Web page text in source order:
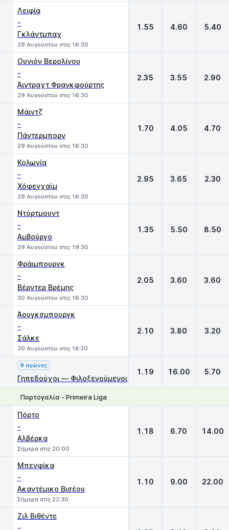
Λειψία
-
Γκλάντμπαχ
29 Αυγούστου στις 16:30
1.55 4.60 5.40
Ουνιόν Βερολίνου
-
Άιντραχτ Φρανκφούρτης
29 Αυγούστου στις 16:30
2.35 3.55 2.90
Μάιντζ
-
Πάντερμπορν
29 Αυγούστου στις 16:30
1.70 4.05 4.70
Κολωνία
-
Χόφενχαϊμ
29 Αυγούστου στις 16:30
2.95 3.65 2.30
Ντόρτμουντ
-
Αμβούργο
29 Αυγούστου στις 19:30
1.35 5.50 8.50
Φράιμπουργκ
-
Βέρντερ Βρέμης
30 Αυγούστου στις 16:30
2.05 3.60 3.60
Άουγκσμπουργκ
-
Σάλκε
30 Αυγούστου στις 18:30
2.10 3.80 3.20
9 αγώνες
Γηπεδούχοι — Φιλοξενούμενοι
1.19 16.00 5.70
Πορτογαλία - Primeira Liga
Πόρτο
-
Αλβέρκα
Σήμερα στις 20:00
1.18 6.70 14.00
Μπενφίκα
-
Ακαντέμικο Βισέου
Σήμερα στις 22:30
1.10 9.00 22.00
Ζιλ Βιθέντε
-